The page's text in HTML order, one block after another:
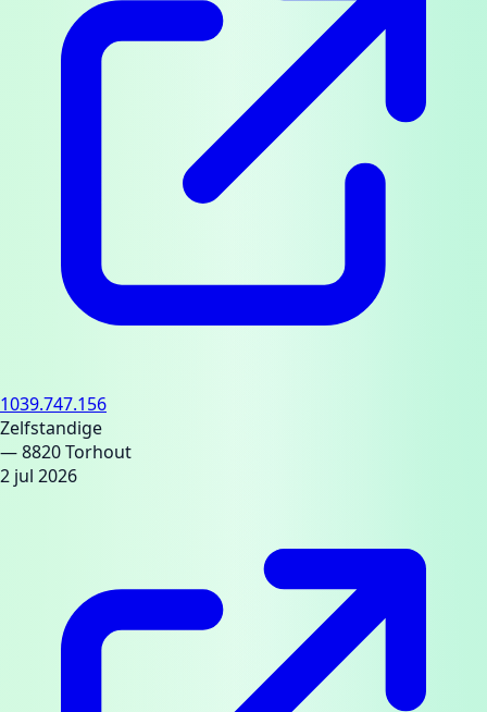
1039.747.156
Zelfstandige
— 8820 Torhout
2 jul 2026